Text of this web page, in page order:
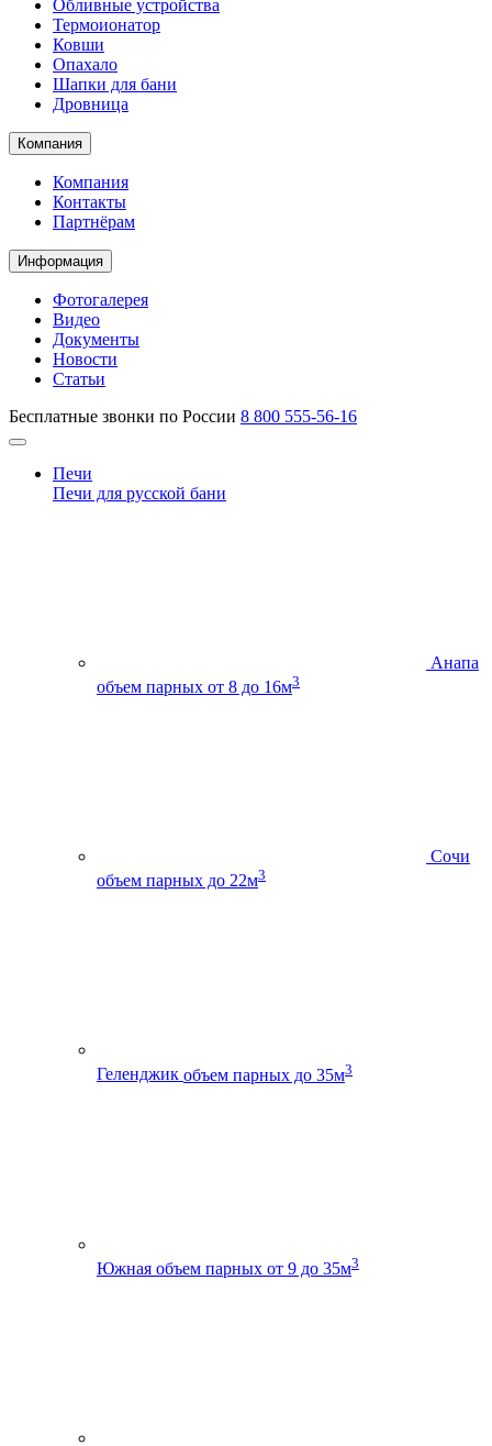
Обливные устройства
Термоионатор
Ковши
Опахало
Шапки для бани
Дровница
Компания
Компания
Контакты
Партнёрам
Информация
Фотогалерея
Видео
Документы
Новости
Статьи
Бесплатные звонки по России 8 800 555-56-16
Печи
Печи для русской бани
Анапа
объем парных от 8 до 16м3
Сочи
объем парных до 22м3
Геленджик объем парных до 35м3
Южная объем парных от 9 до 35м3